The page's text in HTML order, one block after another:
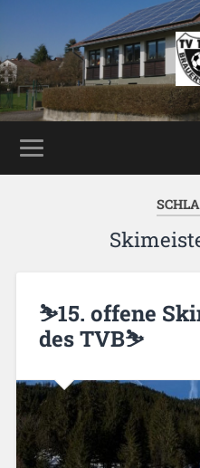
⛷️15. offene
des TVB⛷️